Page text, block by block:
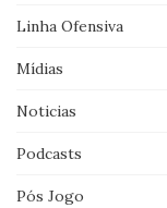
Linha Ofensiva
Mídias
Noticias
Podcasts
Pós Jogo